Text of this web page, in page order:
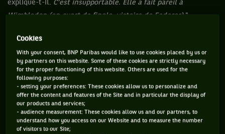
explique-t-il. C'est insupportable. Elle a fait pareil à
Wimbledon (en quart de finale, victoire de Federer). "
Cry, baby ! Cry !
Quelques minutes après, à 5/5 40-40 - moment crucial - le
Vaudois se positionne pour retourner. Puis, il se redresse.
Plusieurs pas en arrière, un tour sur lui-même, et il se tourne
vers la tribune. "Pas juste avant le service ! ", lance-t-il à la
dulcinée de Roger. "Pleure, bébé ! Pleure !
celle-ci. M. Federer, lui, ne bronche pas. Il laisse l'homme
perché faire son boulot. Pas question de se déconcentrer ou
Cookies
With your consent, BNP Paribas would like to use cookies placed by us or
by partners on this website. Some of these cookies are strictly necessary
for the proper functioning of this website. Others are used for the
following purposes:
- setting your preferences: These cookies allow us to personalize and
offer the content and features of the Site and in particular the display of
our products and services;
- audience measurement: These cookies allow us and our partners, to
understand how you access on our Website and to measure the number
of visitors to our Site;